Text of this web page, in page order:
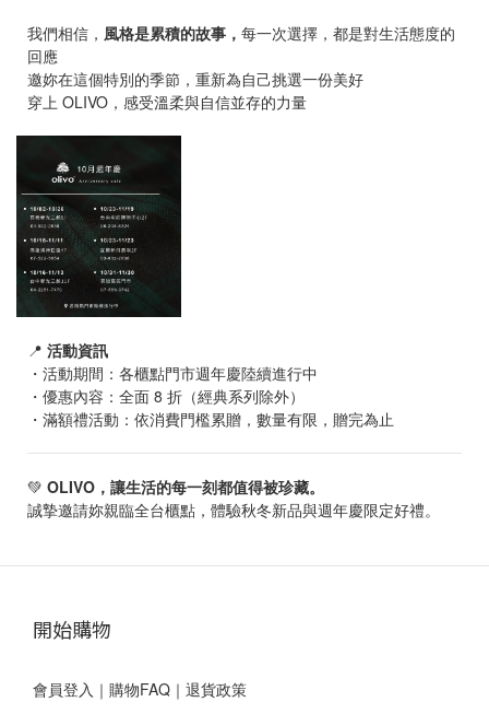
我們相信， 風格是累積的故事， 每一次選擇，都是對生活態度的
回應
邀妳在這個特別的季節，重新為自己挑選一份美好
穿上 OLIVO，感受溫柔與自信並存的力量
📍 活動資訊
・活動期間：各櫃點門市週年慶陸續進行中
・優惠內容：全面 8 折（經典系列除外）
・滿額禮活動：依消費門檻累贈，數量有限，贈完為止
💚 OLIVO，讓生活的每一刻都值得被珍藏。
誠摯邀請妳親臨全台櫃點，體驗秋冬新品與週年慶限定好禮。
開始購物
會員登入 ｜ 購物FAQ ｜ 退貨政策